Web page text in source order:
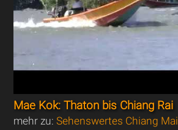
Mae Kok: Thaton bis Chiang Rai
mehr zu:Sehenswertes Chiang Mai